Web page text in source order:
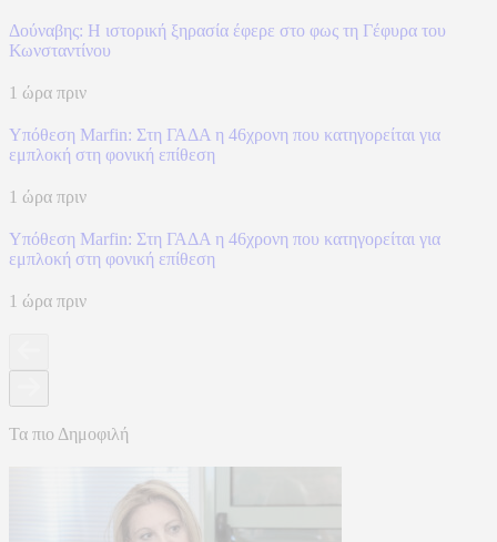
Δούναβης: Η ιστορική ξηρασία έφερε στο φως τη Γέφυρα του
Κωνσταντίνου
1 ώρα πριν
Υπόθεση Marfin: Στη ΓΑΔΑ η 46χρονη που κατηγορείται για
εμπλοκή στη φονική επίθεση
1 ώρα πριν
Υπόθεση Marfin: Στη ΓΑΔΑ η 46χρονη που κατηγορείται για
εμπλοκή στη φονική επίθεση
1 ώρα πριν
Τα πιο Δημοφιλή